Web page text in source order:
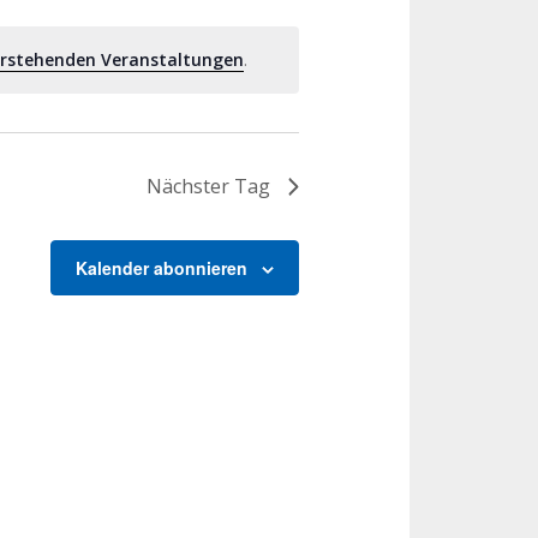
Veranstaltungen.
Nächster Tag
Kalender abonnieren